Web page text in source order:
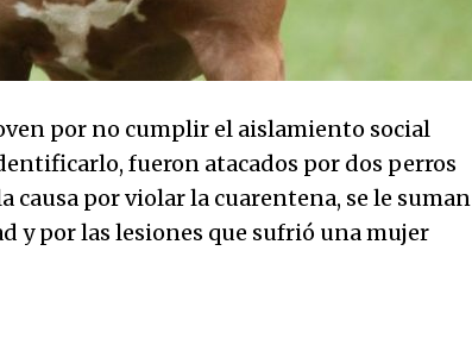
por no cumplir el aislamiento social
fueron atacados por dos perros
causa por violar la cuarentena, se le suman
y por las lesiones que sufrió una mujer